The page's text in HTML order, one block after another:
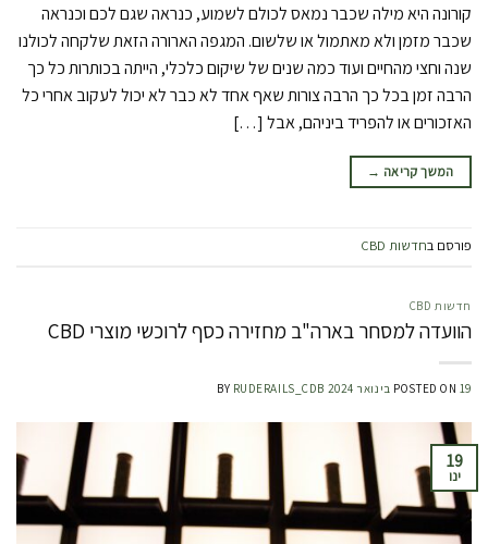
קורונה היא מילה שכבר נמאס לכולם לשמוע, כנראה שגם לכם וכנראה
שכבר מזמן ולא מאתמול או שלשום. המגפה הארורה הזאת שלקחה לכולנו
שנה וחצי מהחיים ועוד כמה שנים של שיקום כלכלי, הייתה בכותרות כל כך
הרבה זמן בכל כך הרבה צורות שאף אחד לא כבר לא יכול לעקוב אחרי כל
האזכורים או להפריד ביניהם, אבל […]
המשך קריאה →
פורסם בחדשות CBD
חדשות CBD
הוועדה למסחר בארה"ב מחזירה כסף לרוכשי מוצרי CBD
POSTED ON 19 בינואר 2024 BY RUDERAILS_CDB
19
ינו